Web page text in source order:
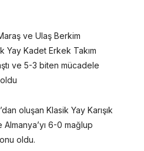
ve Ulaş Berkim
Yay Kadet Erkek Takım
ve 5-3 biten mücadele
oluşan Klasik Yay Karışık
Almanya’yı 6-0 mağlup
oldu.